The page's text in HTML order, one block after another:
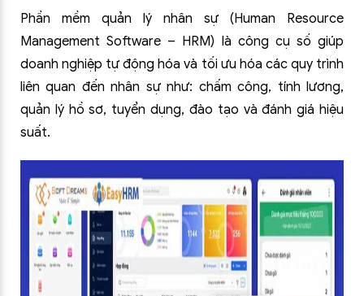
Phần mềm quản lý nhân sự (Human Resource
Management Software – HRM) là công cụ số giúp
doanh nghiệp tự động hóa và tối ưu hóa các quy trình
liên quan đến nhân sự như: chấm công, tính lương,
quản lý hồ sơ, tuyển dụng, đào tạo và đánh giá hiệu
suất.